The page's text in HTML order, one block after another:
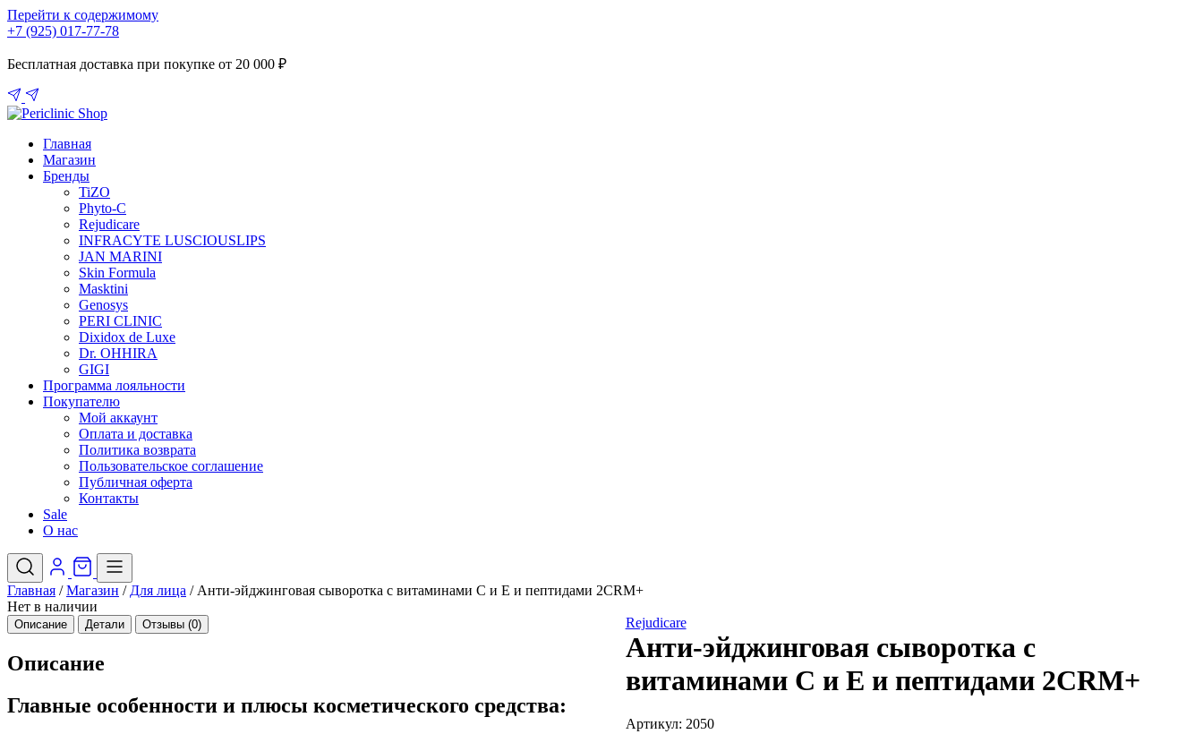
Перейти к содержимому
+7 (925) 017-77-78
Бесплатная доставка при покупке от 20 000 ₽
Главная
Магазин
Бренды
TiZO
Phyto-C
Rejudicare
INFRACYTE LUSCIOUSLIPS
JAN MARINI
Skin Formula
Masktini
Genosys
PERI CLINIC
Dixidox de Luxe
Dr. OHHIRA
GIGI
Программа лояльности
Покупателю
Мой аккаунт
Оплата и доставка
Политика возврата
Пользовательское соглашение
Публичная оферта
Контакты
Sale
О нас
Главная / Магазин / Для лица /Анти-эйджинговая сыворотка с витаминами С и Е и пептидами 2CRM+
Нет в наличии
Rejudicare
Анти-эйджинговая сыворотка с
витаминами С и Е и пептидами 2CRM+
Артикул: 2050
Описание Детали Отзывы (0)
Описание
Главные особенности и плюсы косметического средства: